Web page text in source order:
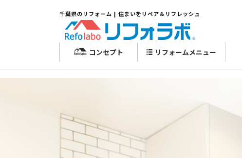
千葉県のリフォーム | 住まいをリペア＆リフレッシュ
コンセプト リフォームメニュー